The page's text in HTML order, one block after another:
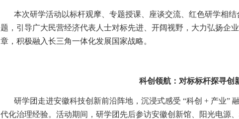
本次研学活动以标杆观摩、专题授课、座谈交流、红色研学相
题，引导广大民营经济代表人士对标先进、开阔视野，大力弘扬企
章，积极融入长三角一体化发展国家战略。
科创领航：对标标杆探寻创
研学团走进安徽科技创新前沿阵地，沉浸式感受 “科创 + 产业”
代化治理经验。 活动期间，研学团先后参访安徽创新馆、阳光电源